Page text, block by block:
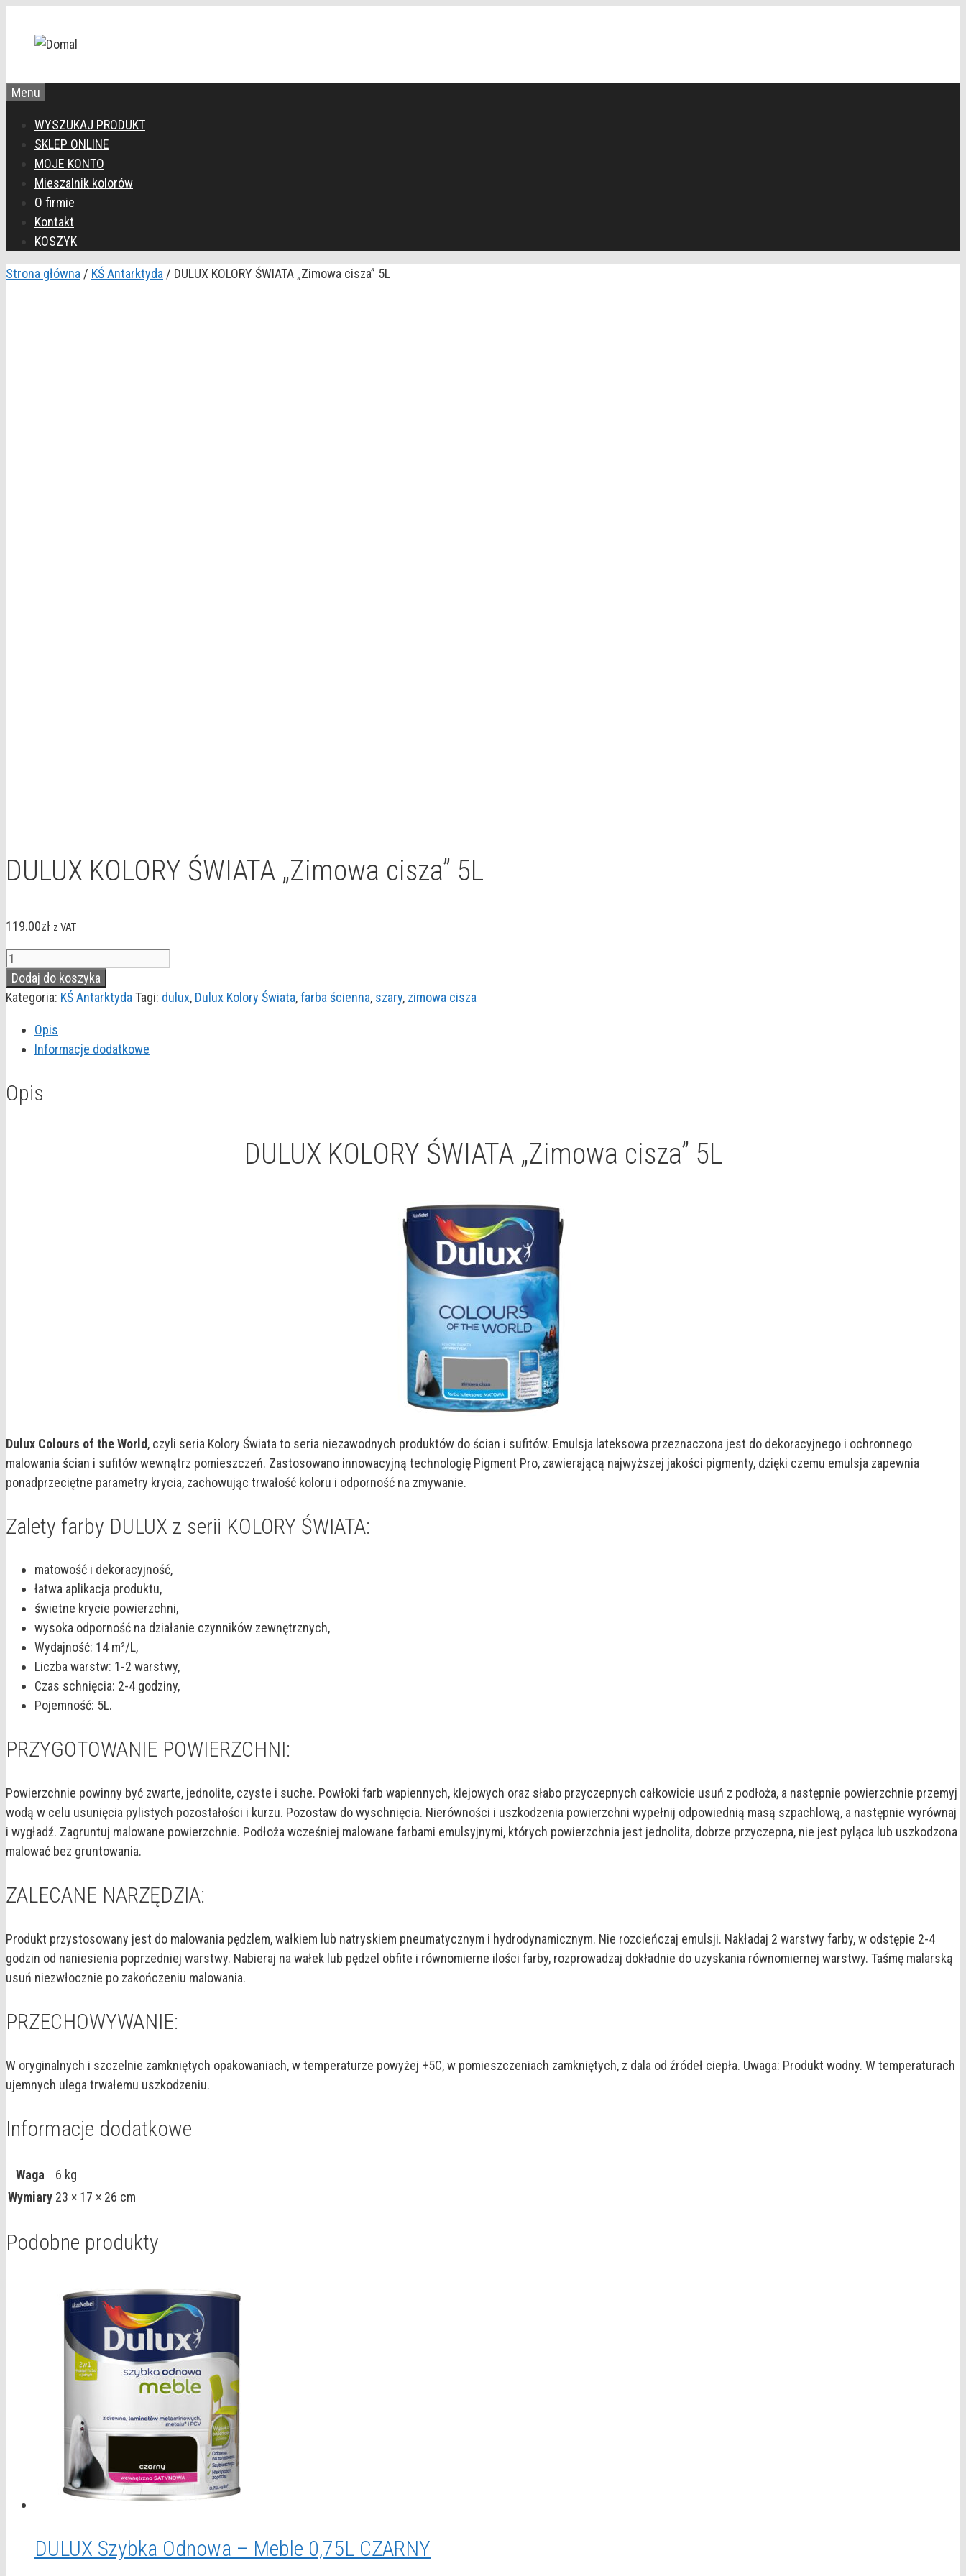
Menu
WYSZUKAJ PRODUKT
SKLEP ONLINE
MOJE KONTO
Mieszalnik kolorów
O firmie
Kontakt
KOSZYK
Strona główna / KŚ Antarktyda / DULUX KOLORY ŚWIATA „Zimowa cisza” 5L
DULUX KOLORY ŚWIATA „Zimowa cisza” 5L
119.00zł z VAT
ilość
DULUX
KOLORY
"Zimowa
cisza"
Dodaj do koszyka
Kategoria: KŚ AntarktydaTagi: dulux, Dulux Kolory Świata,farba ścienna, szary, zimowa cisza
Opis
Informacje dodatkowe
Opis
DULUX KOLORY ŚWIATA „Zimowa cisza” 5L
Dulux Colours of the World, czyli seria Kolory Świata to seria niezawodnych produktów do ścian i sufitów. Emulsja lateksowa przeznaczona jest do dekoracyjnego i ochronnego
malowania ścian i sufitów wewnątrz pomieszczeń. Zastosowano innowacyjną technologię Pigment Pro, zawierającą najwyższej jakości pigmenty, dzięki czemu emulsja zapewnia
ponadprzeciętne parametry krycia, zachowując trwałość koloru i odporność na zmywanie.
Zalety farby DULUX z serii KOLORY ŚWIATA:
matowość i dekoracyjność,
łatwa aplikacja produktu,
świetne krycie powierzchni,
wysoka odporność na działanie czynników zewnętrznych,
Wydajność: 14 m²/L,
Liczba warstw: 1-2 warstwy,
Czas schnięcia: 2-4 godziny,
Pojemność: 5L.
PRZYGOTOWANIE POWIERZCHNI:
Powierzchnie powinny być zwarte, jednolite, czyste i suche. Powłoki farb wapiennych, klejowych oraz słabo przyczepnych całkowicie usuń z podłoża, a następnie powierzchnie przemyj
wodą w celu usunięcia pylistych pozostałości i kurzu. Pozostaw do wyschnięcia. Nierówności i uszkodzenia powierzchni wypełnij odpowiednią masą szpachlową, a następnie wyrównaj
i wygładź. Zagruntuj malowane powierzchnie. Podłoża wcześniej malowane farbami emulsyjnymi, których powierzchnia jest jednolita, dobrze przyczepna, nie jest pyląca lub uszkodzona
malować bez gruntowania.
ZALECANE NARZĘDZIA:
Produkt przystosowany jest do malowania pędzlem, wałkiem lub natryskiem pneumatycznym i hydrodynamicznym. Nie rozcieńczaj emulsji. Nakładaj 2 warstwy farby, w odstępie 2-4
godzin od naniesienia poprzedniej warstwy. Nabieraj na wałek lub pędzel obfite i równomierne ilości farby, rozprowadzaj dokładnie do uzyskania równomiernej warstwy. Taśmę malarską
usuń niezwłocznie po zakończeniu malowania.
PRZECHOWYWANIE:
W oryginalnych i szczelnie zamkniętych opakowaniach, w temperaturze powyżej +5C, w pomieszczeniach zamkniętych, z dala od źródeł ciepła. Uwaga: Produkt wodny. W temperaturach
ujemnych ulega trwałemu uszkodzeniu.
Informacje dodatkowe
Waga
6 kg
Wymiary 23 × 17 × 26 cm
Podobne produkty
DULUX Szybka Odnowa – Meble 0,75L CZARNY